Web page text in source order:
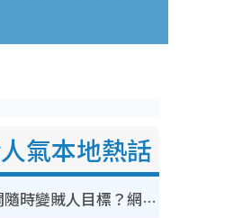
氣本地熱話
裝修拆鐵閘隨時變賊人目標？網民揭2大關鍵用途：裝新式等於白裝？附新舊鐵閘分別